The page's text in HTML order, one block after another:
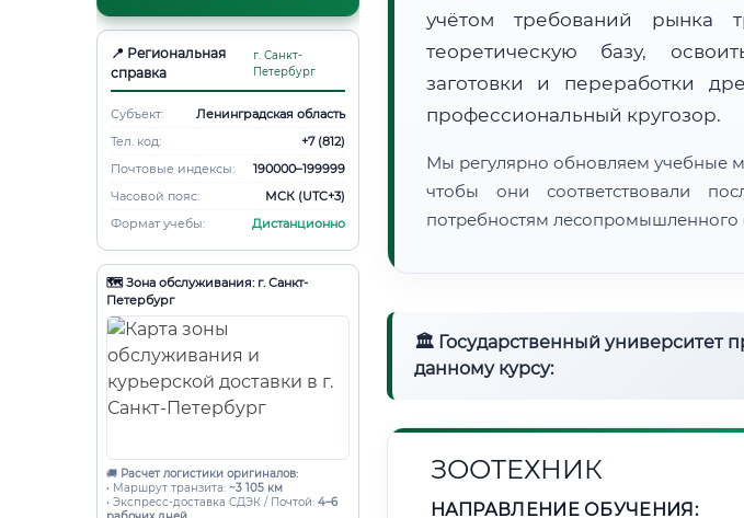
📍 Региональная
справка
г. Санкт-
Петербург
Субъект:
Ленинградская область
Тел. код:
+7 (812)
Почтовые индексы:
190000–199999
Часовой пояс:
МСК (UTC+3)
Формат учебы:
Дистанционно
🗺️ Зона обслуживания: г. Санкт-
Петербург
🚚 Расчет логистики оригиналов:
• Маршрут транзита: ~3 105 км
• Экспресс-доставка СДЭК / Почтой: 4–6
учётом требований рынка
теоретическую базу,
заготовки и переработки
профессиональный кругозор.
Мы регулярно обновляем учебные
чтобы они соответствовали
потребностям лесопромышленного
🏛 Государственный университет
данному курсу:
ЗООТЕХНИК
НАПРАВЛЕНИЕ ОБУЧЕНИЯ: